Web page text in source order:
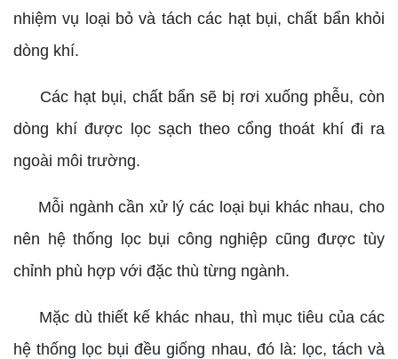
nhiệm vụ loại bỏ và tách các hạt bụi, chất bẩn khỏi
dòng khí.
Các hạt bụi, chất bẩn sẽ bị rơi xuống phễu, còn
dòng khí được lọc sạch theo cổng thoát khí đi ra
ngoài môi trường.
Mỗi ngành cần xử lý các loại bụi khác nhau, cho
nên hệ thống lọc bụi công nghiệp cũng được tùy
chỉnh phù hợp với đặc thù từng ngành.
Mặc dù thiết kế khác nhau, thì mục tiêu của các
hệ thống lọc bụi đều giống nhau, đó là: lọc, tách và